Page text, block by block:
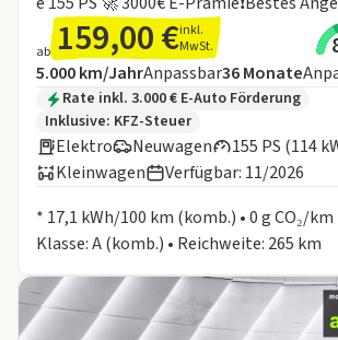
ab 159,00 €inkl.
MwSt.
Angebotsdetails:
Inklusive Laufleistung
5.000 km/JahrAnpassbarLaufzeit
36Monate
Zusätzliche Fahrzeuginformationen:
Rate inkl. 3.000 € E-Auto Förderung
Inklusive: KFZ-Steuer
Elektro Neuwagen 155 PS (114
Kleinwagen
Verfügbar: 11/2026
* 17,1 kWh/100 km (komb.) • 0 g CO₂/km
Klasse: A (komb.) • Reichweite: 265 km